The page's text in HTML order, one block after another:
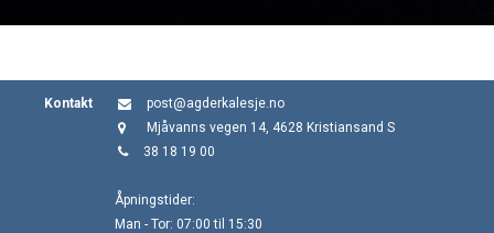
Kontakt
post@agderkalesje.no
Mjåvanns vegen 14, 4628 Kristiansand S
38 18 19 00
Åpningstider:
Man - Tor: 07:00 til 15:30